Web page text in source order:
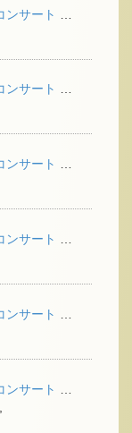
丸の内ミュージックフェス2022エリアコンサート <YouTuberライブ>